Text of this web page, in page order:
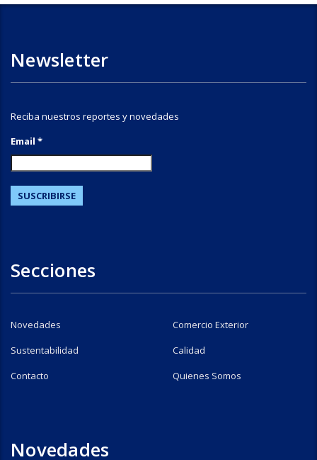
Newsletter
Reciba nuestros reportes y novedades
Email *
Secciones
Novedades
Comercio Exterior
Sustentabilidad
Calidad
Contacto
Quienes Somos
Novedades